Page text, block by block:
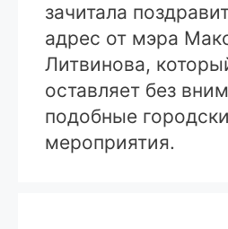
зачитала
адрес от мэра
Литвинова,
оставляет без
подобные
мероприятия.